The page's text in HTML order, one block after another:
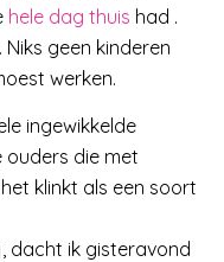
hele dag thuis had .
geen kinderen
werken.
ingewikkelde
ouders die met
klinkt als een soort
dacht ik gisteravond